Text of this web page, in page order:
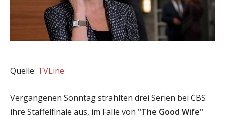
Quelle: TVLine
Vergangenen Sonntag strahlten drei Serien bei CBS
ihre Staffelfinale aus, im Falle von "The Good Wife"